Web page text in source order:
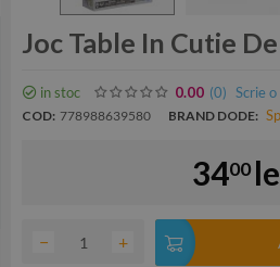
Joc Table In Cutie
in stoc 0.00 (0) Scrie
COD: 778988639580 BRAND DODE:
3400
+
−